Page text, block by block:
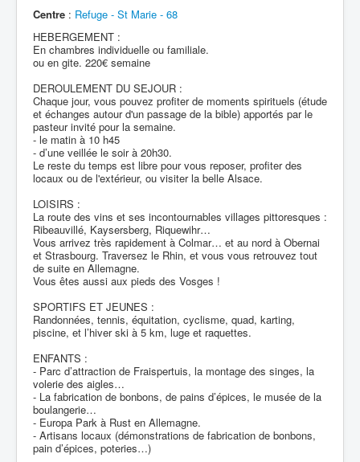
Centre : Refuge - St Marie - 68
HEBERGEMENT :
En chambres individuelle ou familiale.
ou en gite. 220€ semaine
DEROULEMENT DU SEJOUR :
Chaque jour, vous pouvez profiter de moments spirituels (étude
et échanges autour d'un passage de la bible) apportés par le
pasteur invité pour la semaine.
- le matin à 10 h45
- d’une veillée le soir à 20h30.
Le reste du temps est libre pour vous reposer, profiter des
locaux ou de l'extérieur, ou visiter la belle Alsace.
LOISIRS :
La route des vins et ses incontournables villages pittoresques :
Ribeauvillé, Kaysersberg, Riquewihr…
Vous arrivez très rapidement à Colmar… et au nord à Obernai
et Strasbourg. Traversez le Rhin, et vous vous retrouvez tout
de suite en Allemagne.
Vous êtes aussi aux pieds des Vosges !
SPORTIFS ET JEUNES :
Randonnées, tennis, équitation, cyclisme, quad, karting,
piscine, et l’hiver ski à 5 km, luge et raquettes.
ENFANTS :
- Parc d’attraction de Fraispertuis, la montage des singes, la
volerie des aigles…
- La fabrication de bonbons, de pains d’épices, le musée de la
boulangerie…
- Europa Park à Rust en Allemagne.
- Artisans locaux (démonstrations de fabrication de bonbons,
pain d’épices, poteries…)